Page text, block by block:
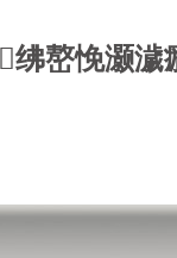
绋嶅悗灏